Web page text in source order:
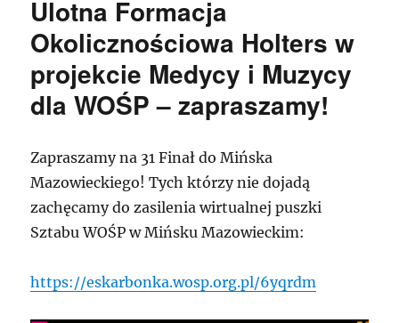
Ulotna Formacja
Okolicznościowa Holters w
projekcie Medycy i Muzycy
dla WOŚP – zapraszamy!
Zapraszamy na 31 Finał do Mińska
Mazowieckiego! Tych którzy nie dojadą
zachęcamy do zasilenia wirtualnej puszki
Sztabu WOŚP w Mińsku Mazowieckim:
https://eskarbonka.wosp.org.pl/6yqrdm